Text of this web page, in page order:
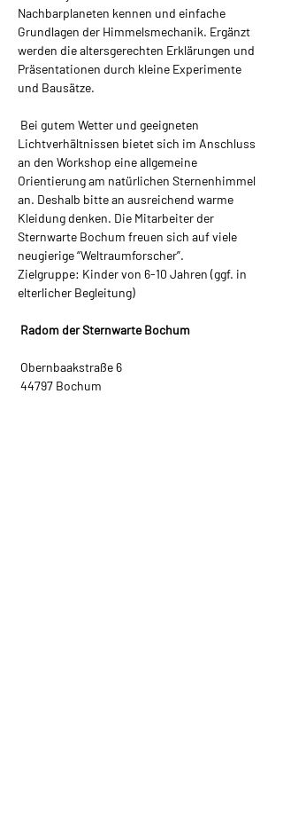
Nachbarplaneten kennen und einfache
Grundlagen der Himmelsmechanik. Ergänzt
werden die altersgerechten Erklärungen und
Präsentationen durch kleine Experimente
und Bausätze.
Lichtverhältnissen bietet sich im Anschluss
an den Workshop eine allgemeine
Orientierung am natürlichen Sternenhimmel
an. Deshalb bitte an ausreichend warme
Kleidung denken. Die Mitarbeiter der
Sternwarte Bochum freuen sich auf viele
neugierige “Weltraumforscher”.
Zielgruppe: Kinder von 6-10 Jahren (ggf. in
elterlicher Begleitung)
Radom der Sternwarte Bochum
Obernbaakstraße 6
44797 Bochum